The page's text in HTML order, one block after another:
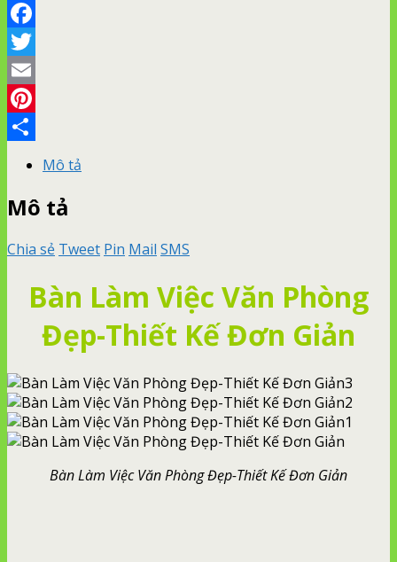
Facebook
Twitter
Email
Pinterest
ShareMô tả
Mô tả
Chia sẻ Tweet Pin Mail SMS
Bàn Làm Việc Văn Phòng
Đẹp-Thiết Kế Đơn Giản
Bàn Làm Việc Văn Phòng Đẹp-Thiết Kế Đơn Giản